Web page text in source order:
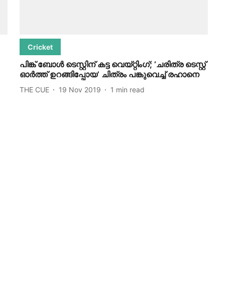
Cricket
പിങ്ക് ബോള്‍ ടെസ്റ്റിന് കട്ട വെയ്റ്റിംഗ്; ‘ചരിത്ര ടെസ്റ്റ്
ഓര്‍ത്ത് ഉറങ്ങിപ്പോയ’ ചിത്രം പങ്കുവെച്ച് രഹാനെ
THE CUE 19 Nov 2019 1 min read